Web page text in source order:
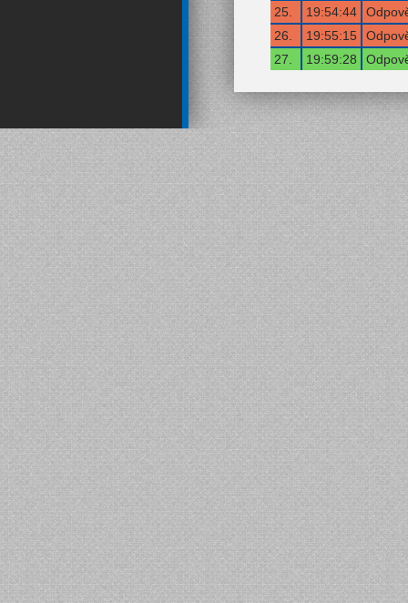
25. 19:54:44
26.
19:55:15
27.
19:59:28